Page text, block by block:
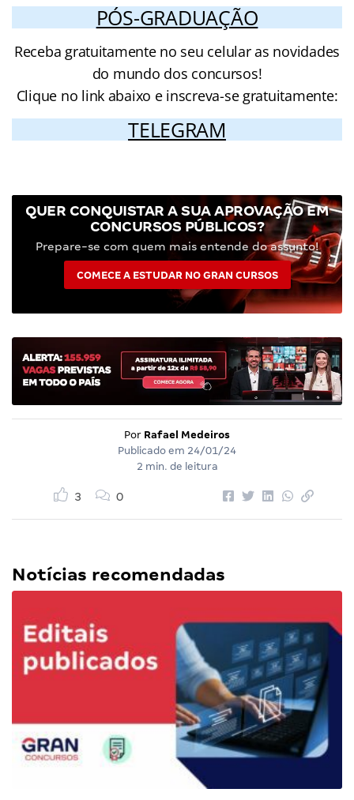
PÓS-GRADUAÇÃO
Receba gratuitamente no seu celular as novidades
do mundo dos concursos!
Clique no link abaixo e inscreva-se gratuitamente:
TELEGRAM
QUER CONQUISTAR A SUA APROVAÇÃO EM
CONCURSOS PÚBLICOS?
Prepare-se com quem mais entende do assunto!
COMECE A ESTUDAR NO GRAN CURSOS
Por Rafael Medeiros
Publicado em 24/01/24
2 min. de leitura
3 0
Notícias recomendadas